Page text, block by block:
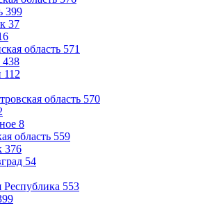
399
37
область 571
438
112
область 570
8
область 559
376
54
Республика 553